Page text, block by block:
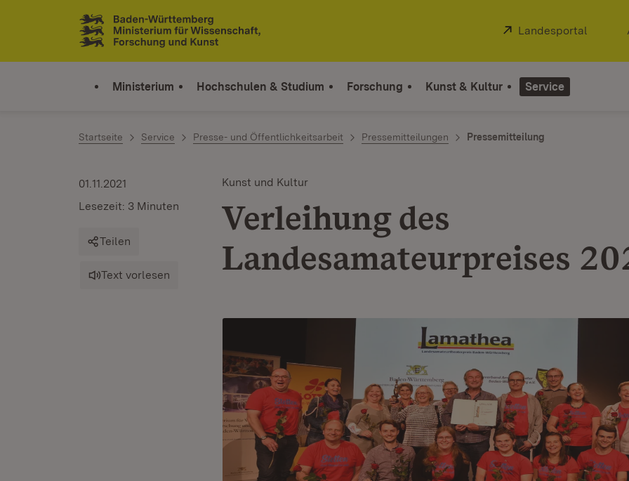
Zum Inhalt springen
Link zur Startseite
Extern:
Landesportal
Ministerium Hochschulen & Studium Forschung Kunst & Kultur Service
Startseite Service Presse- und Öffentlichkeitsarbeit Pressemitteilungen Pressemitteilung
Kunst und Kultur
Verleihung des
Landesamateurpreises
01.11.2021
Lesezeit: 3 Minuten
Teilen
Text vorlesen